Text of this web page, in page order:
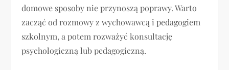
domowe sposoby nie przynoszą poprawy. Warto
zacząć od rozmowy z wychowawcą i pedagogiem
szkolnym, a potem rozważyć konsultację
psychologiczną lub pedagogiczną.